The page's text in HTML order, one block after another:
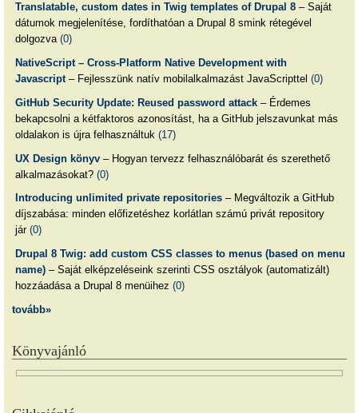
Translatable, custom dates in Twig templates of Drupal 8– Saját
dátumok megjelenítése, fordíthatóan a Drupal 8 smink rétegével
dolgozva (0)
NativeScript – Cross-Platform Native Development with
Javascript– Fejlesszünk natív mobilalkalmazást JavaScripttel (0)
GitHub Security Update: Reused password attack– Érdemes
bekapcsolni a kétfaktoros azonosítást, ha a GitHub jelszavunkat más
oldalakon is újra felhasználtuk (17)
UX Design könyv– Hogyan tervezz felhasználóbarát és szerethető
alkalmazásokat? (0)
Introducing unlimited private repositories– Megváltozik a GitHub
díjszabása: minden előfizetéshez korlátlan számú privát repository
jár (0)
Drupal 8 Twig: add custom CSS classes to menus (based on menu
name)– Saját elképzeléseink szerinti CSS osztályok (automatizált)
hozzáadása a Drupal 8 menüihez (0)
tovább»
Könyvajánló